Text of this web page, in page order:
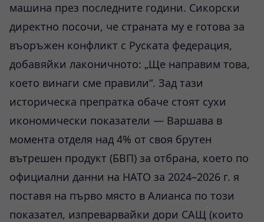
машина през последните години. Сикорски
директно посочи, че страната му е готова за
въоръжен конфликт с Руската федерация,
добавяйки лаконичното: „Ще направим това,
което винаги сме правили“. Зад тази
историческа препратка обаче стоят сухи
икономически показатели — Варшава в
момента отделя над 4% от своя брутен
вътрешен продукт (БВП) за отбрана, което по
официални данни на НАТО за 2024–2026 г. я
поставя на първо място в Алианса по този
показател, изпреварвайки дори САЩ (които